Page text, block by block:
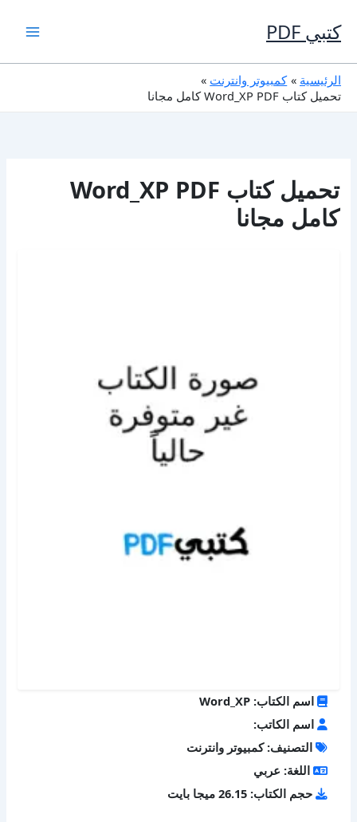
إلى
المحتوى
كتبي PDF
الرئيسية
كمبيوتر وانترنت
تحميل كتاب Word_XP PDF كامل مجانا
تحميل كتاب Word_XP PDF
كامل مجانا
اسم الكتاب: Word_XP
اسم الكاتب:
التصنيف: كمبيوتر وانترنت
اللغة: عربي
حجم الكتاب: 26.15 ميجا بايت